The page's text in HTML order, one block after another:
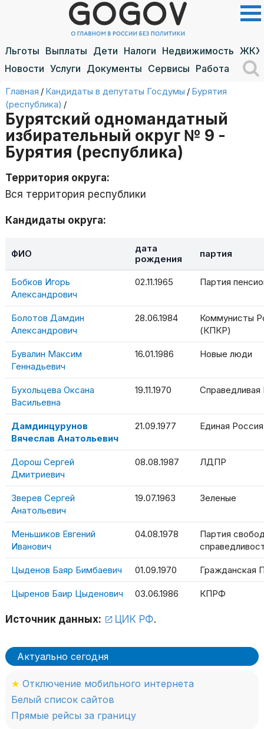
Льготы Выплаты Дети Налоги Недвижимость ЖКХ
Новости Услуги Документы Сервисы Работа
Главная / Кандидаты в депутаты Госдумы / Бурятия
(республика) /
Бурятский одномандатный
избирательный округ № 9 -
Бурятия (республика)
Территория округа:
Вся территория республики
Кандидаты округа:
ФИО
дата
рождения
партия
Бобков Игорь
Александрович
02.11.1965 Партия
Болотов Дамдин
Александрович
28.06.1984
Коммунисты
(КПКР)
Бувалин Максим
Геннадьевич
16.01.1986 Новые люди
Бухольцева Оксана
Васильевна
19.11.1970 Справедливая
Дамдинцурунов
Вячеслав Анатольевич
21.09.1977 Единая Россия
Дорош Сергей
Дмитриевич
08.08.1987 ЛДПР
Зверев Сергей
Анатольевич
19.07.1963 Зеленые
Меньшиков Евгений
Иванович
04.08.1978
Партия
Цыденов Баяр Бимбаевич 01.09.1970 Гражданская
Цыренов Баир Цыденович 03.06.1986 КПРФ
Источник данных: ЦИК РФ.
Актуально сегодня
★ Отключение мобильного интернета
Белый список сайтов
Прямые рейсы за границу